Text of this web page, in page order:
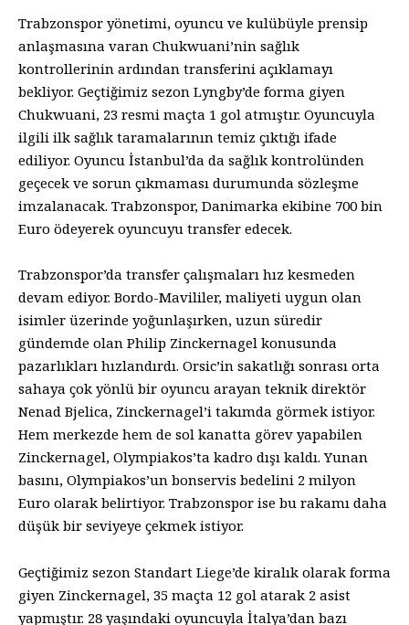
Trabzonspor yönetimi, oyuncu ve kulübüyle prensip
anlaşmasına varan Chukwuani’nin sağlık
kontrollerinin ardından transferini açıklamayı
bekliyor. Geçtiğimiz sezon Lyngby’de forma giyen
Chukwuani, 23 resmi maçta 1 gol atmıştır. Oyuncuyla
ilgili ilk sağlık taramalarının temiz çıktığı ifade
ediliyor. Oyuncu İstanbul’da da sağlık kontrolünden
geçecek ve sorun çıkmaması durumunda sözleşme
imzalanacak. Trabzonspor, Danimarka ekibine 700 bin
Euro ödeyerek oyuncuyu transfer edecek.
Trabzonspor’da transfer çalışmaları hız kesmeden
devam ediyor. Bordo-Mavililer, maliyeti uygun olan
isimler üzerinde yoğunlaşırken, uzun süredir
gündemde olan Philip Zinckernagel konusunda
pazarlıkları hızlandırdı. Orsic’in sakatlığı sonrası orta
sahaya çok yönlü bir oyuncu arayan teknik direktör
Nenad Bjelica, Zinckernagel’i takımda görmek istiyor.
Hem merkezde hem de sol kanatta görev yapabilen
Zinckernagel, Olympiakos’ta kadro dışı kaldı. Yunan
basını, Olympiakos’un bonservis bedelini 2 milyon
Euro olarak belirtiyor. Trabzonspor ise bu rakamı daha
düşük bir seviyeye çekmek istiyor.
Geçtiğimiz sezon Standart Liege’de kiralık olarak forma
giyen Zinckernagel, 35 maçta 12 gol atarak 2 asist
yapmıştır. 28 yaşındaki oyuncuyla İtalya’dan bazı